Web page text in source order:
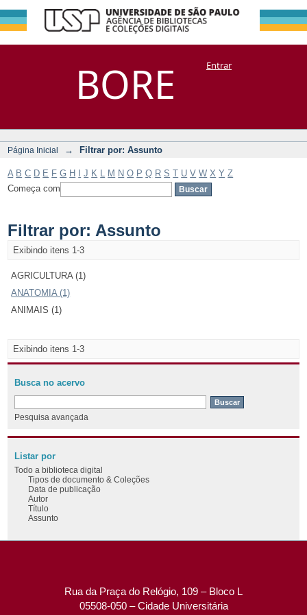
BORE
Filtrar por:
Assunto
DSpace/Manakin + CoriscoEntrar
Página Inicial → Filtrar por: Assunto
A B C D E F G H J K M N O P Q R S T U V W X Y Z
Começa com
Filtrar por: Assunto
Exibindo itens 1-3
AGRICULTURA (1)
ANATOMIA (1)
ANIMAIS (1)
Exibindo itens 1-3
Busca no acervo
Pesquisa avançada
Listar por
Todo a biblioteca digital
Tipos de documento & Coleções
Data de publicação
Autor
Título
Assunto
Rua da Praça do Relógio, 109 – Bloco L
05508-050 – Cidade Universitária